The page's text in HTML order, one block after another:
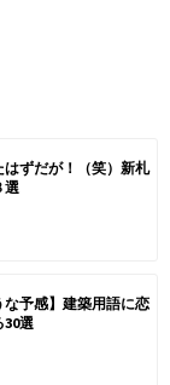
ずだが！（笑）新札
選
な予感】建築用語に恋
30選